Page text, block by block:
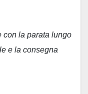
con la parata lungo
e la consegna